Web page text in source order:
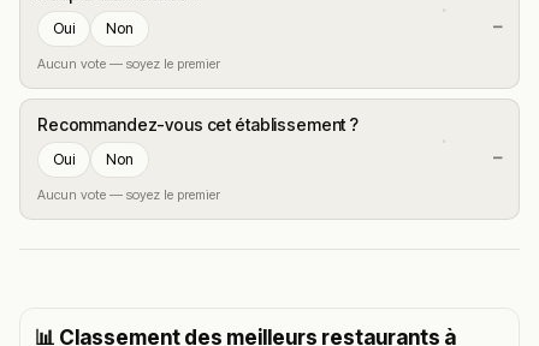
Oui Non
Aucun vote — soyez le premier
—
Recommandez-vous cet établissement ?
Oui Non
Aucun vote — soyez le premier
—
📊 Classement des meilleurs restaurants à